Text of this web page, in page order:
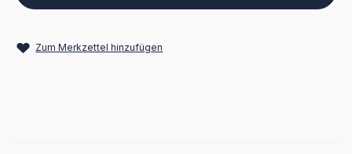
Zum Merkzettel hinzufügen